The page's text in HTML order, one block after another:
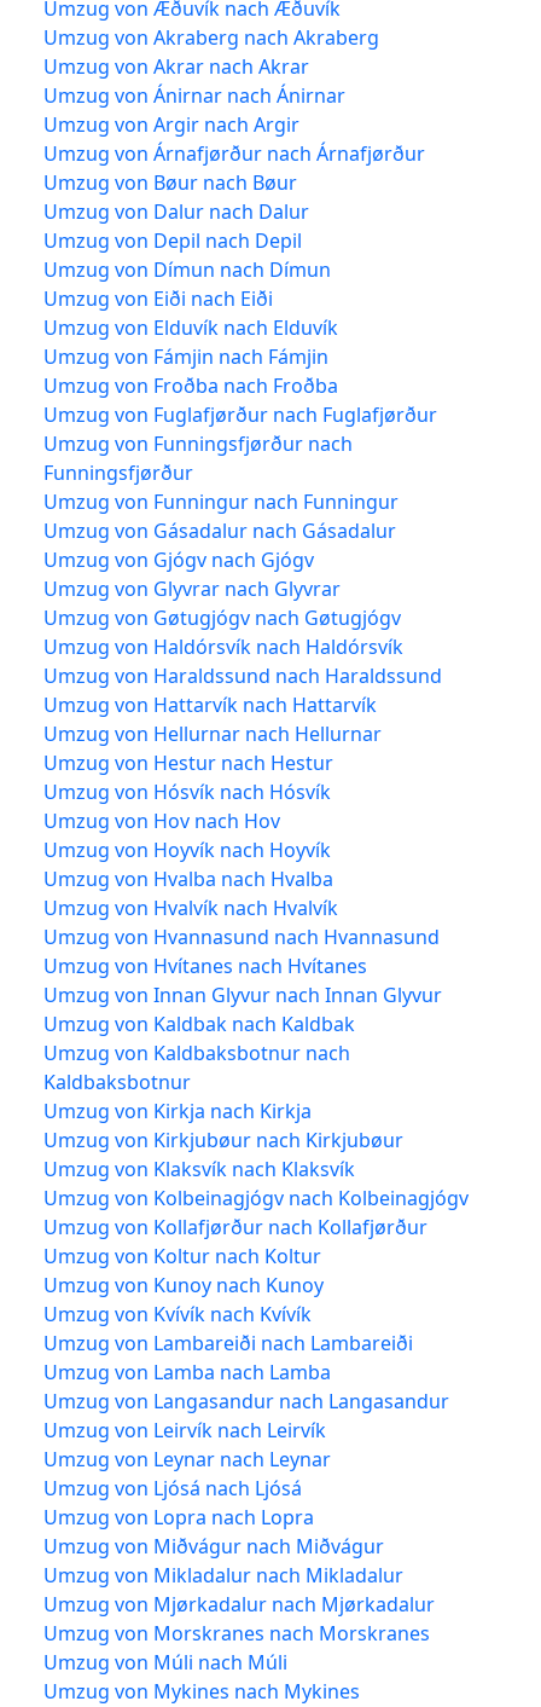
Umzug von Æðuvík nach Æðuvík
Umzug von Akraberg nach Akraberg
Umzug von Akrar nach Akrar
Umzug von Ánirnar nach Ánirnar
Umzug von Argir nach Argir
Umzug von Árnafjørður nach Árnafjørður
Umzug von Bøur nach Bøur
Umzug von Dalur nach Dalur
Umzug von Depil nach Depil
Umzug von Dímun nach Dímun
Umzug von Eiði nach Eiði
Umzug von Elduvík nach Elduvík
Umzug von Fámjin nach Fámjin
Umzug von Froðba nach Froðba
Umzug von Fuglafjørður nach Fuglafjørður
Umzug von Funningsfjørður nach
Funningsfjørður
Umzug von Funningur nach Funningur
Umzug von Gásadalur nach Gásadalur
Umzug von Gjógv nach Gjógv
Umzug von Glyvrar nach Glyvrar
Umzug von Gøtugjógv nach Gøtugjógv
Umzug von Haldórsvík nach Haldórsvík
Umzug von Haraldssund nach Haraldssund
Umzug von Hattarvík nach Hattarvík
Umzug von Hellurnar nach Hellurnar
Umzug von Hestur nach Hestur
Umzug von Hósvík nach Hósvík
Umzug von Hov nach Hov
Umzug von Hoyvík nach Hoyvík
Umzug von Hvalba nach Hvalba
Umzug von Hvalvík nach Hvalvík
Umzug von Hvannasund nach Hvannasund
Umzug von Hvítanes nach Hvítanes
Umzug von Innan Glyvur nach Innan Glyvur
Umzug von Kaldbak nach Kaldbak
Umzug von Kaldbaksbotnur nach
Kaldbaksbotnur
Umzug von Kirkja nach Kirkja
Umzug von Kirkjubøur nach Kirkjubøur
Umzug von Klaksvík nach Klaksvík
Umzug von Kolbeinagjógv nach Kolbeinagjógv
Umzug von Kollafjørður nach Kollafjørður
Umzug von Koltur nach Koltur
Umzug von Kunoy nach Kunoy
Umzug von Kvívík nach Kvívík
Umzug von Lambareiði nach Lambareiði
Umzug von Lamba nach Lamba
Umzug von Langasandur nach Langasandur
Umzug von Leirvík nach Leirvík
Umzug von Leynar nach Leynar
Umzug von Ljósá nach Ljósá
Umzug von Lopra nach Lopra
Umzug von Miðvágur nach Miðvágur
Umzug von Mikladalur nach Mikladalur
Umzug von Mjørkadalur nach Mjørkadalur
Umzug von Morskranes nach Morskranes
Umzug von Múli nach Múli
Umzug von Mykines nach Mykines